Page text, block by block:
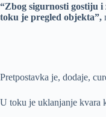
“Zbog sigurnosti gostiju i
toku je pregled objekta”,
Pretpostavka je, dodaje,
U toku je uklanjanje kvara